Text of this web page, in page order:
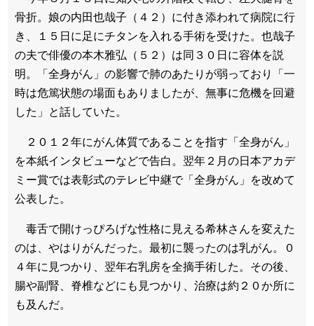
骨折。娘の内田也哉子（４２）に付き添われて病院に行
き、１５日に足にチタンを入れる手術を受けた。也哉子
の夫で俳優の本木雅弘（５２）は同３０日に容体を説
明。「全身がん」の影響で肺のあたりが弱っており「一
時は危篤状態の場面もありましたが、無事に危機を回避
した」と話していた。
２０１２年にがん体質であることを指す「全身がん」
を本紙インタビューなどで告白。翌年２月の日本アカデ
ミー賞では表彰式のテレビ中継で「全身がん」を改めて
公表した。
毒舌で開けっぴろげな性格に見える希林さんを変えた
のは、やはりがんだった。最初に襲ったのは乳がん。０
４年に見つかり、翌年右乳房を全摘手術した。その後、
腸や副腎、脊椎などにも見つかり、治療は約２０か所に
も及んだ。